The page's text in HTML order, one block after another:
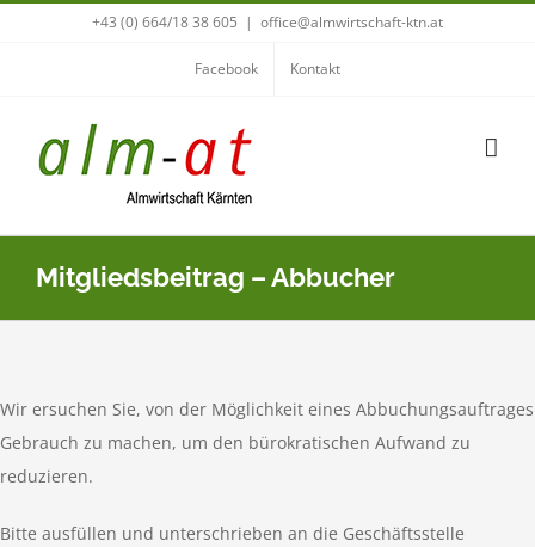
+43 (0) 664/18 38 605 | office@almwirtschaft-ktn.at
Facebook Kontakt
Mitgliedsbeitrag – Abbucher
Wir ersuchen Sie, von der Möglichkeit eines Abbuchungsauftrages
Gebrauch zu machen, um den bürokratischen Aufwand zu
reduzieren.
Bitte ausfüllen und unterschrieben an die Geschäftsstelle